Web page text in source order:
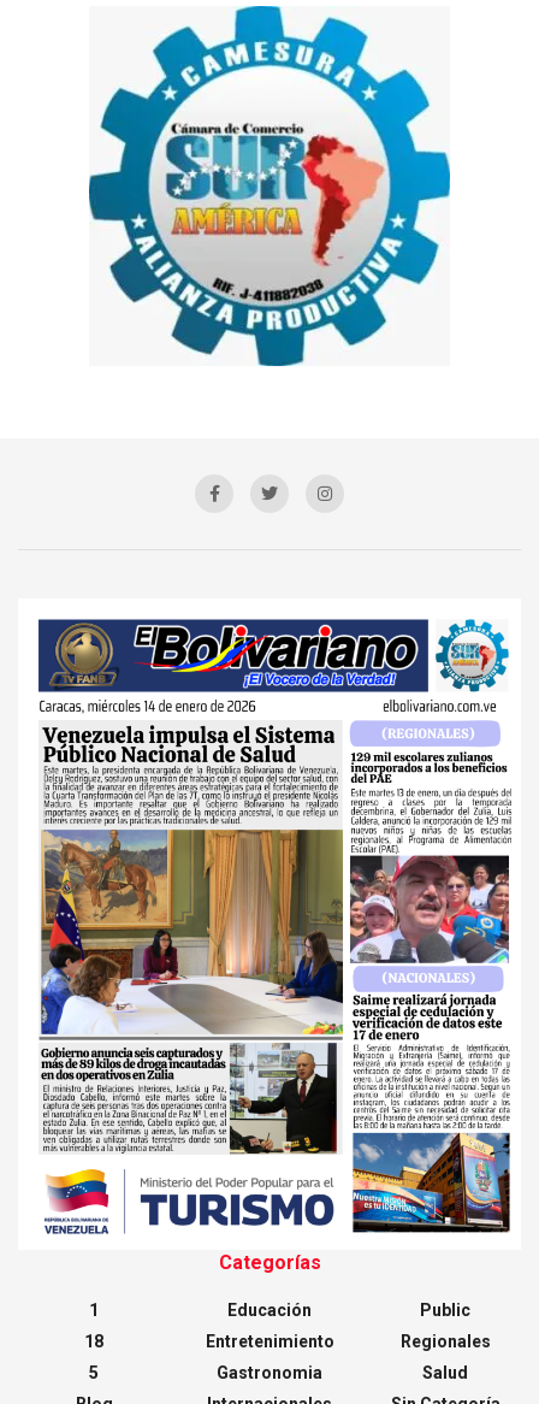
Categorías
1
18
5
Educación
Entretenimiento
Gastronomia
Public
Regionales
Salud